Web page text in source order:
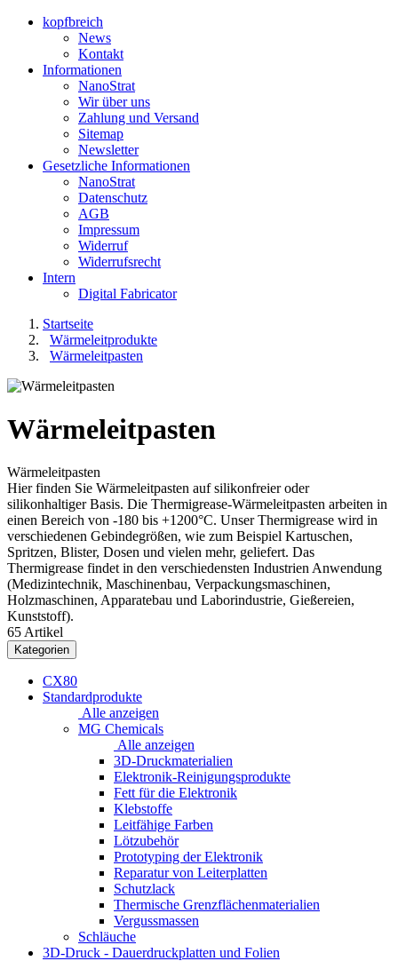
kopfbreich
News
Kontakt
Informationen
NanoStrat
Wir über uns
Zahlung und Versand
Sitemap
Newsletter
Gesetzliche Informationen
NanoStrat
Datenschutz
AGB
Impressum
Widerruf
Widerrufsrecht
Intern
Digital Fabricator
Startseite
Wärmeleitprodukte
Wärmeleitpasten
Wärmeleitpasten
Wärmeleitpasten
Hier finden Sie Wärmeleitpasten auf silikonfreier oder
silikonhaltiger Basis. Die Thermigrease-Wärmeleitpasten arbeiten in
einen Bereich von -180 bis +1200°C. Unser Thermigrease wird in
verschiedenen Gebindegrößen, wie zum Beispiel Kartuschen,
Spritzen, Blister, Dosen und vielen mehr, geliefert. Das
Thermigrease findet in den verschiedensten Industrien Anwendung
(Medizintechnik, Maschinenbau, Verpackungsmaschinen,
Holzmaschinen, Apparatebau und Laborindustrie, Gießereien,
Kunststoff).
65 Artikel
Kategorien
CX80
Standardprodukte
Alle anzeigen
MG Chemicals
Alle anzeigen
3D-Druckmaterialien
Elektronik-Reinigungsprodukte
Fett für die Elektronik
Klebstoffe
Leitfähige Farben
Lötzubehör
Prototyping der Elektronik
Reparatur von Leiterplatten
Schutzlack
Thermische Grenzflächenmaterialien
Vergussmassen
Schläuche
3D-Druck - Dauerdruckplatten und Folien